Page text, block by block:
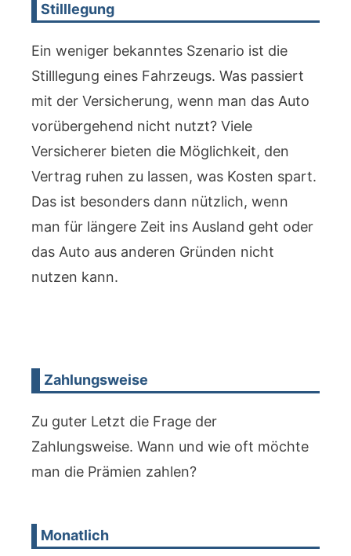
Stilllegung
Ein weniger bekanntes Szenario ist die
Stilllegung eines Fahrzeugs. Was passiert
mit der Versicherung, wenn man das Auto
vorübergehend nicht nutzt? Viele
Versicherer bieten die Möglichkeit, den
Vertrag ruhen zu lassen, was Kosten spart.
Das ist besonders dann nützlich, wenn
man für längere Zeit ins Ausland geht oder
das Auto aus anderen Gründen nicht
nutzen kann.
Zahlungsweise
Zu guter Letzt die Frage der
Zahlungsweise. Wann und wie oft möchte
man die Prämien zahlen?
Monatlich